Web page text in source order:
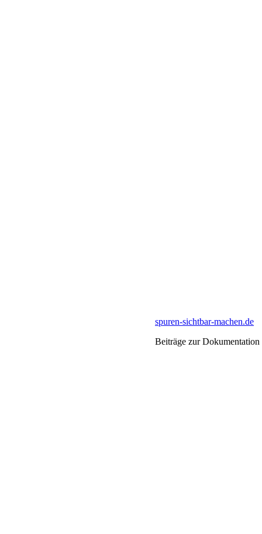
spuren-sichtbar-machen.de
Beiträge zur